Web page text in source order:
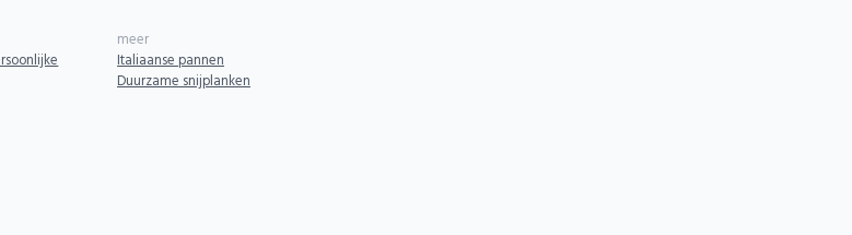
meer
Italiaanse pannen
Duurzame snijplanken